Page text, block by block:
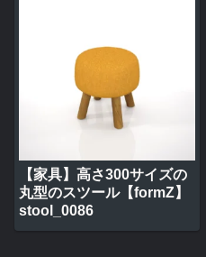
【家具】高さ300サイズの
丸型のスツール【formZ】
stool_0086